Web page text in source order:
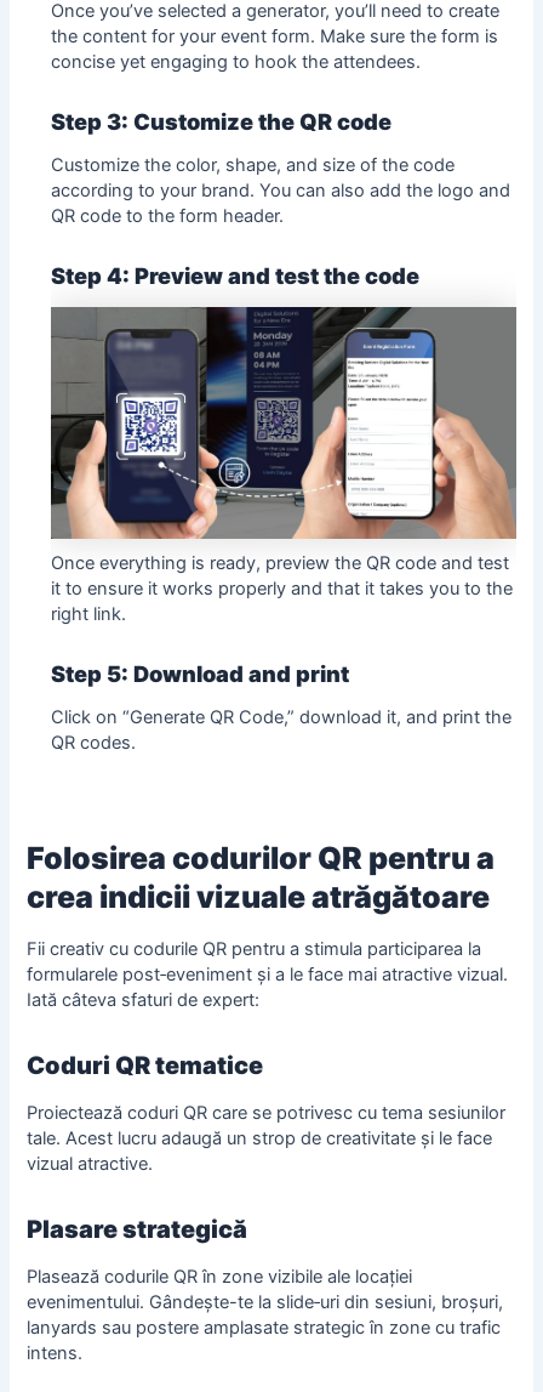
Once you’ve selected a generator, you’ll need to create
the content for your event form. Make sure the form is
concise yet engaging to hook the attendees.
Step 3: Customize the QR code
Customize the color, shape, and size of the code
according to your brand. You can also add the logo and
QR code to the form header.
Step 4: Preview and test the code
Once everything is ready, preview the QR code and test
it to ensure it works properly and that it takes you to the
right link.
Step 5: Download and print
Click on “Generate QR Code,” download it, and print the
QR codes.
Folosirea codurilor QR pentru a
crea indicii vizuale atrăgătoare
Fii creativ cu codurile QR pentru a stimula participarea la
formularele post‑eveniment și a le face mai atractive vizual.
Iată câteva sfaturi de expert:
Coduri QR tematice
Proiectează coduri QR care se potrivesc cu tema sesiunilor
tale. Acest lucru adaugă un strop de creativitate și le face
vizual atractive.
Plasare strategică
Plasează codurile QR în zone vizibile ale locației
evenimentului. Gândește-te la slide‑uri din sesiuni, broșuri,
lanyards sau postere amplasate strategic în zone cu trafic
intens.